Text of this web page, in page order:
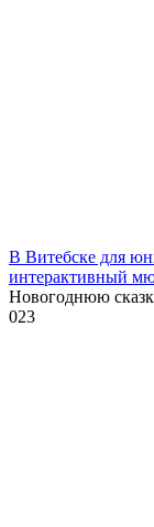
В Витебске для
интерактивный
Новогоднюю
023